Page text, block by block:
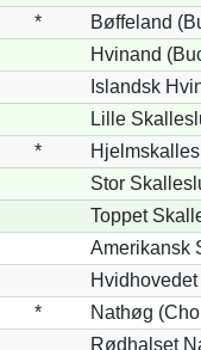
*
Bøffeland
Hvinand
Islandsk
Lille
*
Stor
Toppet
Amerikansk
*
Nathøg
Rødhalset